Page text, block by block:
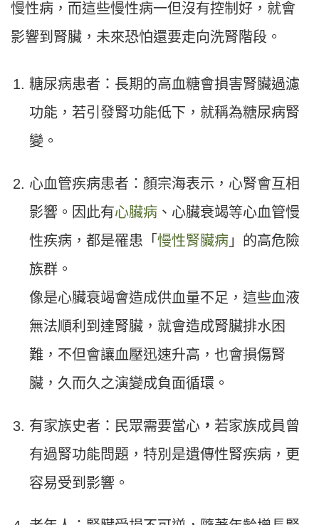
慢性病，而這些慢性病一但沒有控制好，就會
影響到腎臟，未來恐怕還要走向洗腎階段。
糖尿病患者：長期的高血糖會損害腎臟過濾
功能，若引發腎功能低下，就稱為糖尿病腎
變。
心血管疾病患者：顏宗海表示，心腎會互相
影響。因此有心臟病 、心臟衰竭等心血管慢
性疾病，都是罹患「 慢性腎臟病 」的高危險
族群。
像是心臟衰竭會造成供血量不足，這些血液
無法順利到達腎臟，就會造成腎臟排水困
難，不但會讓血壓迅速升高，也會損傷腎
臟，久而久之演變成負面循環。
有家族史者：民眾需要當心 ， 若家族成員曾
有過腎功能問題，特別是遺傳性腎疾病，更
容易受到影響。